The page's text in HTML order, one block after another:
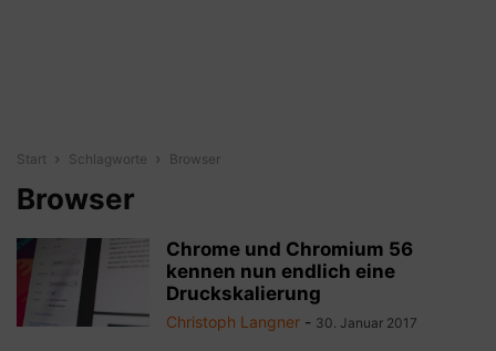
Start Schlagworte Browser
Browser
Chrome und Chromium 56
kennen nun endlich eine
Druckskalierung
Christoph Langner - 30. Januar 2017